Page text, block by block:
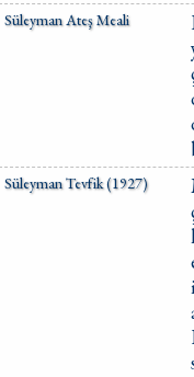
Süleyman Ateş Meali
Süleyman Tevfik (1927)